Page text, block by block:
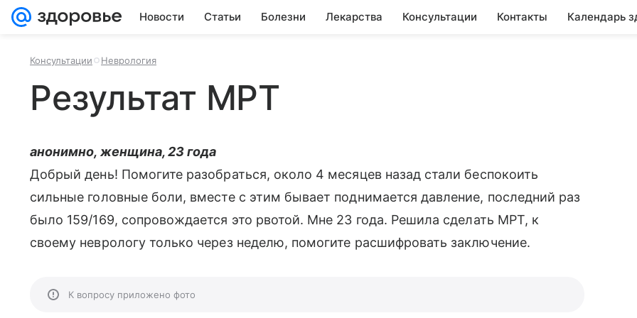
Новости Статьи Болезни Лекарства Консультации Контакты Календарь
Консультации Неврология
Результат МРТ
анонимно, женщина, 23 года
Добрый день! Помогите разобраться, около 4 месяцев назад стали беспокоить
сильные головные боли, вместе с этим бывает поднимается давление, последний раз
было 159/169, сопровождается это рвотой. Мне 23 года. Решила сделать МРТ, к
своему неврологу только через неделю, помогите расшифровать заключение.
К вопросу приложено фото